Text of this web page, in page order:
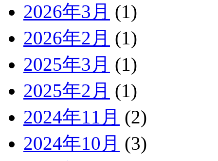
2026年3月 (1)
2026年2月 (1)
2025年3月 (1)
2025年2月 (1)
2024年11月 (2)
2024年10月 (3)